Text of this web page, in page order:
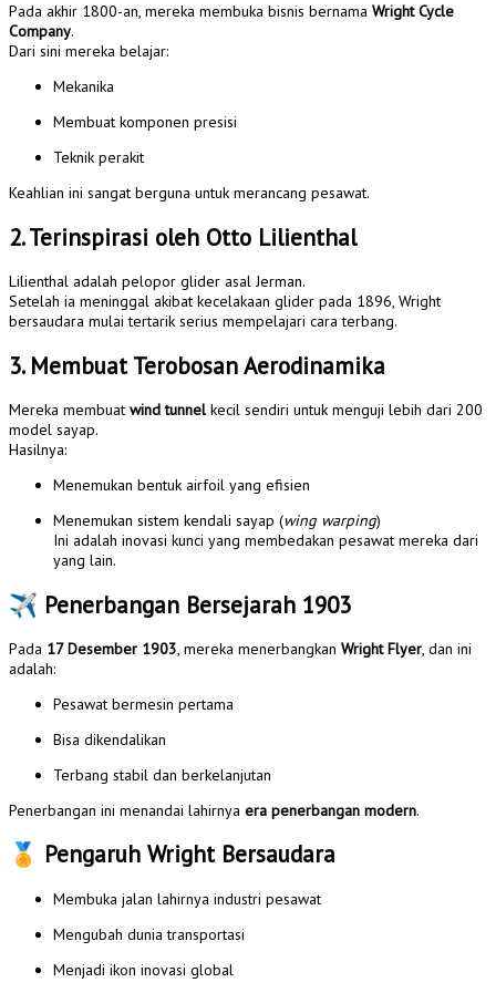
Pada akhir 1800-an, mereka membuka bisnis bernama Wright Cycle
Company.
Dari sini mereka belajar:
Mekanika
Membuat komponen presisi
Teknik perakit
Keahlian ini sangat berguna untuk merancang pesawat.
2. Terinspirasi oleh Otto Lilienthal
Lilienthal adalah pelopor glider asal Jerman.
Setelah ia meninggal akibat kecelakaan glider pada 1896, Wright
bersaudara mulai tertarik serius mempelajari cara terbang.
3. Membuat Terobosan Aerodinamika
Mereka membuat wind tunnelkecil sendiri untuk menguji lebih dari 200
model sayap.
Hasilnya:
Menemukan bentuk airfoil yang efisien
Menemukan sistem kendali sayap (wing warping)
Ini adalah inovasi kunci yang membedakan pesawat mereka dari
yang lain.
✈️ Penerbangan Bersejarah 1903
Pada 17 Desember 1903, mereka menerbangkan Wright Flyer, dan ini
adalah:
Pesawat bermesin pertama
Bisa dikendalikan
Terbang stabil dan berkelanjutan
Penerbangan ini menandai lahirnya era penerbangan modern.
🏅 Pengaruh Wright Bersaudara
Membuka jalan lahirnya industri pesawat
Mengubah dunia transportasi
Menjadi ikon inovasi global